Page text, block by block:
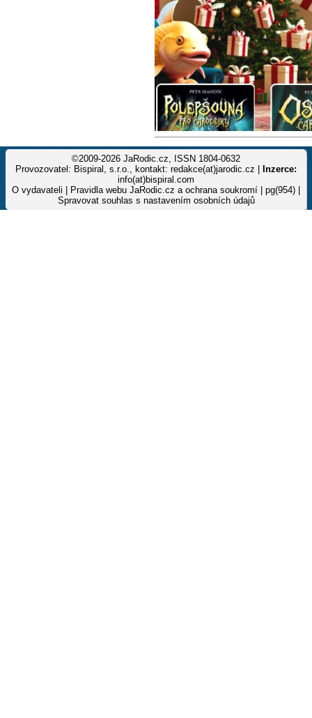
©2009-2026 JaRodic.cz, ISSN 1804-0632
Provozovatel: Bispiral, s.r.o., kontakt: redakce(at)jarodic.cz |
Inzerce:
info(at)bispiral.com
O vydavateli
Pravidla webu JaRodic.cz a ochrana soukromí | pg(954) |
Spravovat souhlas s nastavením osobních údajů